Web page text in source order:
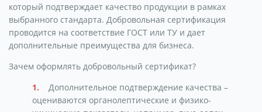
который подтверждает качество продукции в рамках
выбранного стандарта. Добровольная сертификация
проводится на соответствие ГОСТ или ТУ и дает
дополнительные преимущества для бизнеса.
Зачем оформлять добровольный сертификат?
Дополнительное подтверждение качества –
оцениваются органолептические и физико-